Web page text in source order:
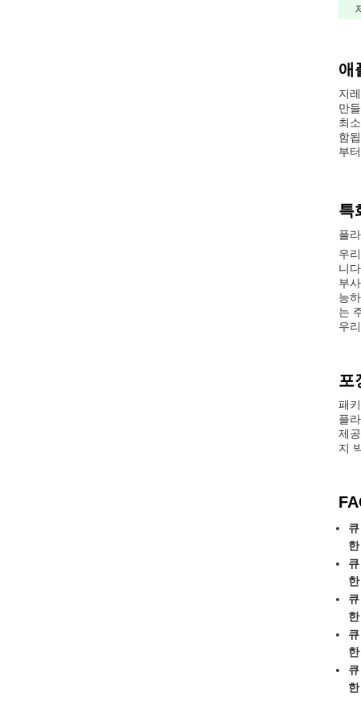
애
지
만
최
함
부
특
플
우
니
부
능
는
우
포
패
플
제
지